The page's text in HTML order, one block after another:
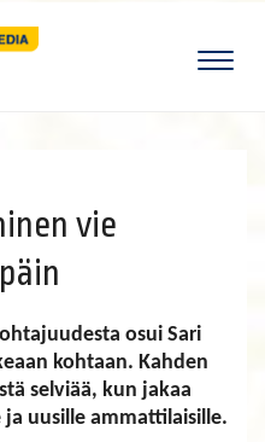
vie
osui Sari
kohtaan. Kahden
selviää, kun jakaa
uusille ammattilaisille.